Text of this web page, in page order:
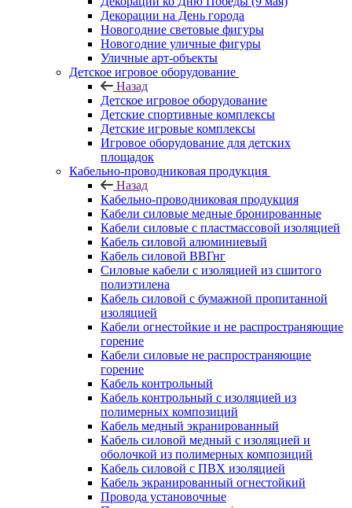
Декорации на День города
Новогодние световые фигуры
Новогодние уличные фигуры
Уличные арт-объекты
Детское игровое оборудование
Назад
Детское игровое оборудование
Детские спортивные комплексы
Детские игровые комплексы
Игровое оборудование для детских
площадок
Кабельно-проводниковая продукция
Назад
Кабельно-проводниковая продукция
Кабели силовые медные бронированные
Кабели силовые с пластмассовой изоляцией
Кабель силовой алюминиевый
Кабель силовой ВВГнг
Силовые кабели с изоляцией из сшитого
полиэтилена
Кабель силовой с бумажной пропитанной
изоляцией
Кабели огнестойкие и не распространяющие
горение
Кабели силовые не распространяющие
горение
Кабель контрольный
Кабель контрольный с изоляцией из
полимерных композиций
Кабель медный экранированный
Кабель силовой медный с изоляцией и
оболочкой из полимерных композиций
Кабель силовой с ПВХ изоляцией
Кабель экранированный огнестойкий
Провода установочные